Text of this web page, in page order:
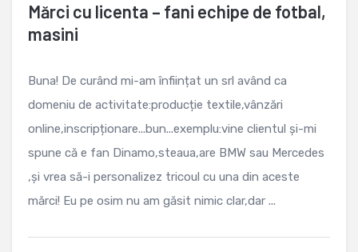
Mărci cu licenta – fani echipe de fotbal,
masini
Buna! De curând mi-am înființat un srl având ca
domeniu de activitate:producție textile,vânzări
online,inscripționare...bun...exemplu:vine clientul și-mi
spune că e fan Dinamo,steaua,are BMW sau Mercedes
,și vrea să-i personalizez tricoul cu una din aceste
mărci! Eu pe osim nu am găsit nimic clar,dar ...